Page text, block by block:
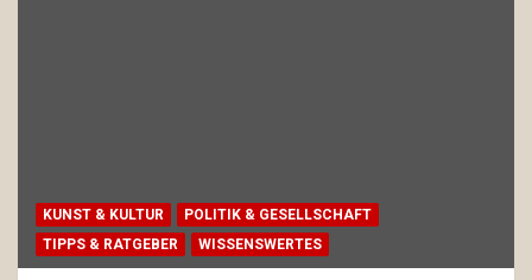
KUNST & KULTUR
POLITIK & GESELLSCHAFT
TIPPS & RATGEBER
WISSENSWERTES